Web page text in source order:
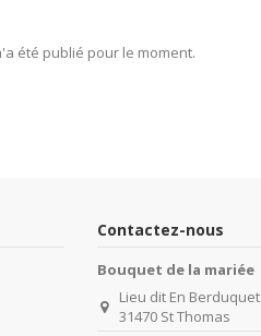
été publié pour le moment.
Contactez-nous
Bouquet de la mariée
Lieu dit En Berduquet
31470 St Thomas